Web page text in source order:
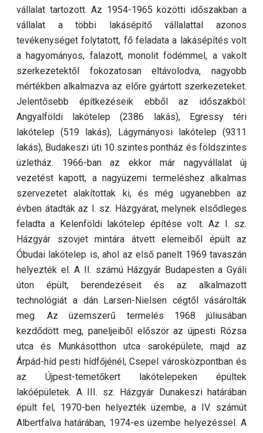
vállalat tartozott. Az 1954-1965 közötti időszakban a
vállalat a többi lakásépítő vállalattal azonos
tevékenységet folytatott, fő feladata a lakásépítés volt
a hagyományos, falazott, monolit födémmel, a vakolt
szerkezetektől fokozatosan eltávolodva, nagyobb
mértékben alkalmazva az előre gyártott szerkezeteket.
Jelentősebb építkezéseik ebből az időszakból:
Angyalföldi lakótelep (2386 lakás), Egressy téri
lakótelep (519 lakás), Lágymányosi lakótelep (9311
lakás), Budakeszi úti 10 szintes pontház és földszintes
üzletház. 1966-ban az ekkor már nagyvállalat új
vezetést kapott, a nagyüzemi termeléshez alkalmas
szervezetet alakítottak ki, és még ugyanebben az
évben átadták az I. sz. Házgyárat, melynek elsődleges
feladta a Kelenföldi lakótelep építése volt. Az I. sz.
Házgyár szovjet mintára átvett elemeiből épült az
Óbudai lakótelep is, ahol az első panelt 1969 tavaszán
helyezték el. A II. számú Házgyár Budapesten a Gyáli
úton épült, berendezéseit és az alkalmazott
technológiát a dán Larsen-Nielsen cégtől vásárolták
meg. Az üzemszerű termelés 1968 júliusában
kezdődött meg, paneljeiből először az újpesti Rózsa
utca és Munkásotthon utca saroképülete, majd az
Árpád-híd pesti hídfőjénél, Csepel városközpontban és
az Újpest-temetőkert lakótelepeken épültek
lakóépületek. A III. sz. Házgyár Dunakeszi határában
épült fel, 1970-ben helyezték üzembe, a IV. számút
Albertfalva határában, 1974-es üzembe helyezéssel. A